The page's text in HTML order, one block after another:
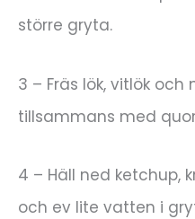
större gryta.
3 – Fräs lök, vitlök
tillsammans med
4 – Häll ned ketchup,
och ev lite vatten i